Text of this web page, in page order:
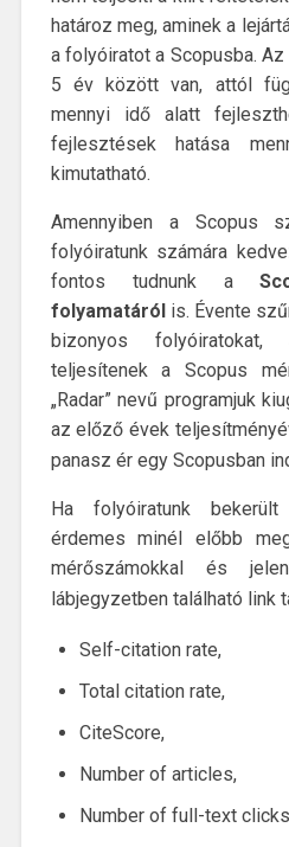
határoz meg, aminek a
a folyóiratot a Scopusba.
5 év között van, attól
mennyi idő alatt
fejlesztések hatása
kimutatható.
Amennyiben a Scopus
folyóiratunk számára
fontos tudnunk a
folyamatárólis. Évente
bizonyos folyóiratokat,
teljesítenek a Scopus
„Radar” nevű programjuk
az előző évek
panasz ér egy Scopusban
Ha folyóiratunk
érdemes minél előbb
mérőszámokkal és
lábjegyzetben található link
Self-citation rate,
Total citation rate,
CiteScore,
Number of articles,
Number of full-text